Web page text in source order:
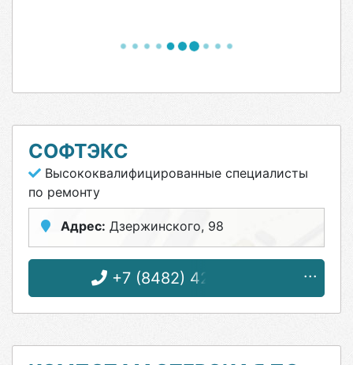
СОФТЭКС
Высококвалифицированные специалисты
по ремонту
Адрес: Дзержинского, 98
+7 (8482) 42-37-02